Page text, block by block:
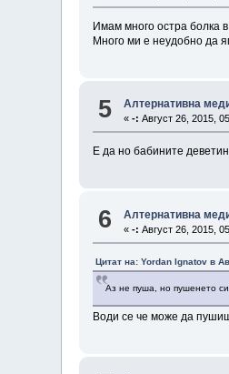
Имам много остра болка
Много ми е неудобно да
5 Алтернативна
«-: Август 26, 2015,
Е да но бабините
6 Алтернативна
«-: Август 26, 2015,
Цитат на: Yordan Ignatov в
Аз не пуша, но пушенето си
Води се че може да